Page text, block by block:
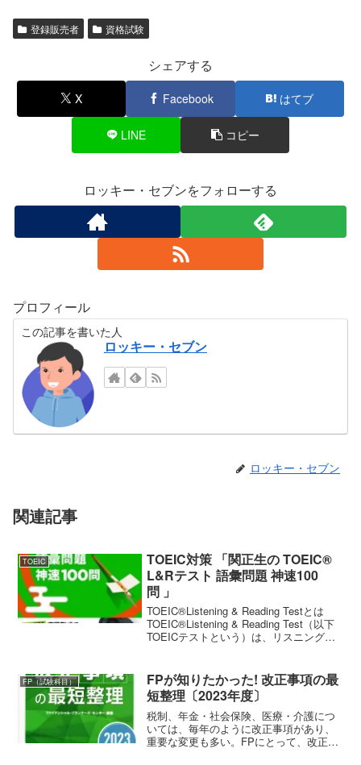
登録販売者 資格試験
シェアする
X Facebook はてブ
LINE コピー
ロッキー・セブンをフォローする
プロフィール
この記事を書いた人
ロッキー・セブン
ロッキー・セブン
関連記事
TOEIC
TOEIC対策 「関正生の TOEIC®
L&Rテスト 語彙問題 神速100
問 」
TOEIC®Listening & Reading Testとは
TOEIC®Listening & Reading Test（以下
TOEICテストという）は、リスニング
FP（試験科目）
FPが知りたかった! 改正事項の最
短整理〔2023年度〕
税制、年金・社会保険、医療・介護につ
いては、毎年のように改正事項があり、
重要な変更も多い。FPにとって、改正事